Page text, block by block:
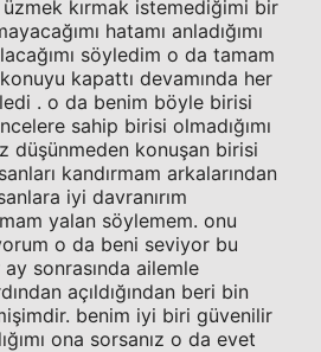
üzmek kırmak istemediğimi bir
hatamı anladığımı
söyledim o da tamam
kapattı devamında her
. o da benim böyle birisi
sahip birisi olmadığımı
düşünmeden konuşan birisi
kandırmam arkalarından
iyi davranırım
yalan söylemem. onu
o da beni seviyor bu
sonrasında ailemle
açıldığından beri bin
benim iyi biri güvenilir
ona sorsanız o da evet